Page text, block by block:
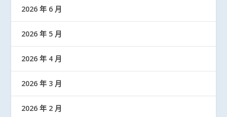
2026 年 6 月
2026 年 5 月
2026 年 4 月
2026 年 3 月
2026 年 2 月